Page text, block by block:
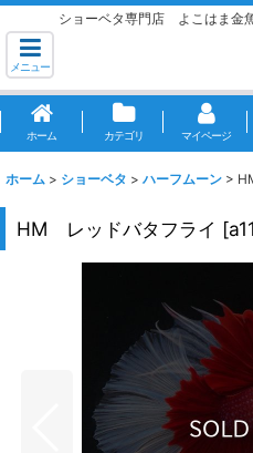
ショーベタ専門店 よこはま金
メニュー
ホーム カテゴリ マイページ
ホーム > ショーベタ > ハーフムーン >
HM レッドバタフライ [